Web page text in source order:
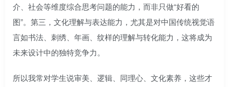
介、社会等维度综合思考问题的能力，而非只做“好看的
图”。第三，文化理解与表达能力，尤其是对中国传统视觉语
言如书法、刺绣、年画、纹样的理解与转化能力，这将成为
未来设计中的独特竞争力。
所以我常对学生说审美、逻辑、同理心、文化素养，这些才